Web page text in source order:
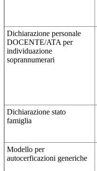
Dichiarazione personale
DOCENTE/ATA per
individuazione
soprannumerari
Dichiarazione stato
famiglia
Modello per
autocerficazioni generiche